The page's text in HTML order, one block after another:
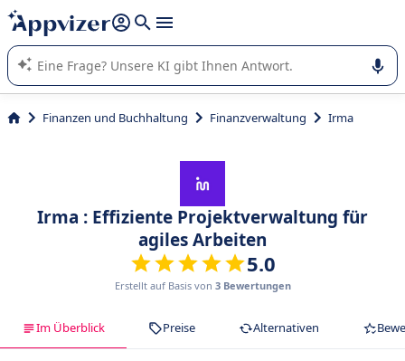
beantworten (mehrere Zeilen mit
Die KI von Appvizer führt Sie bei der Nutzung oder Auswahl
von SaaS-Software in Unternehmen.
Finanzen und Buchhaltung Finanzverwaltung Irma
Irma : Effiziente Projektverwaltung für
agiles Arbeiten
5.0
Erstellt auf Basis von 3 Bewertungen
Im Überblick Preise Alternativen